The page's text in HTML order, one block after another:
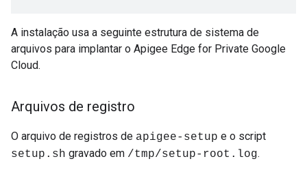
A instalação usa a seguinte estrutura de sistema de
arquivos para implantar o Apigee Edge for Private Google
Cloud.
Arquivos de registro
O arquivo de registros de apigee-setup e o script
setup.sh gravado em /tmp/setup-root.log.